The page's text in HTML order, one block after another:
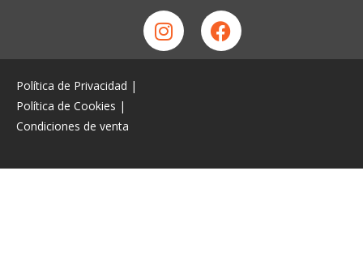
Política de Privacidad |
Política de Cookies |
Condiciones de venta